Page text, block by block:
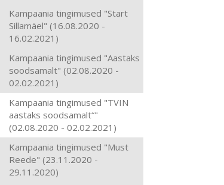
Kampaania tingimused "Start
Sillamäel" (16.08.2020 -
16.02.2021)
Kampaania tingimused "Aastaks
soodsamalt" (02.08.2020 -
02.02.2021)
Kampaania tingimused "TVIN
aastaks soodsamalt“"
(02.08.2020 - 02.02.2021)
Kampaania tingimused "Must
Reede" (23.11.2020 -
29.11.2020)